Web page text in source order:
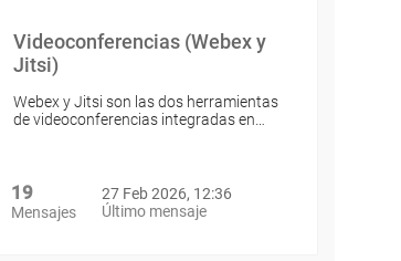
Videoconferencias (Webex y
Jitsi)
Webex y Jitsi son las dos herramientas
de videoconferencias integradas en…
19
Mensajes
27 Feb 2026, 12:36
Último mensaje